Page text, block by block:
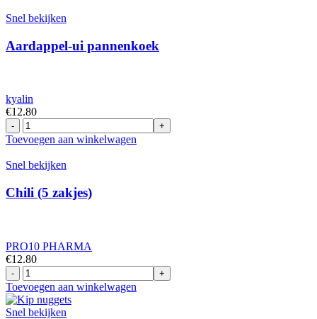
stuks)
aantal
Snel bekijken
Aardappel-ui pannenkoek
kyalin
€12.80
Aardappel-
ui
aantal
Toevoegen aan winkelwagen
Snel bekijken
Chili (5 zakjes)
PRO10 PHARMA
€12.80
Chili
(5
zakjes)
aantal
Toevoegen aan winkelwagen
Snel bekijken